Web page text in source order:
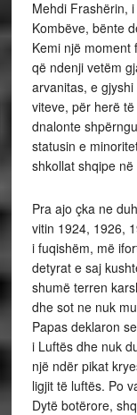
Mehdi Frashërin,
Kombëve, bënte
Kemi një moment
që ndenji vetëm
arvanitas, e
viteve, për herë
dnalonte
statusin e
shkollat shqipe në
Pra ajo çka ne
vitin 1924, 1926,
i fuqishëm, më
detyrat e saj
shumë terren
dhe sot ne nuk
Papas deklaron
i Luftës dhe nuk
një ndër pikat
ligjit të luftës. Po
Dytë botërore,